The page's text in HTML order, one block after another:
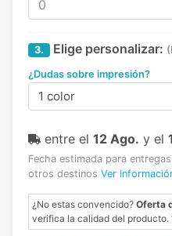
3. Elige personalizar:
¿Dudas sobre impresión?
1 color
entre el 12 Ago. y el
Fecha estimada para
otros destinos Ver
¿No estas convencido? Oferta
verifica la calidad del producto.